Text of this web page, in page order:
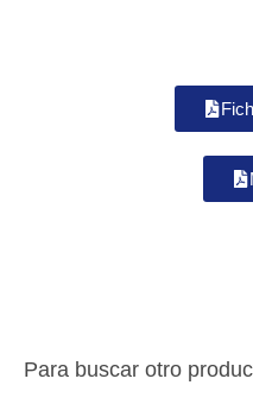
Para buscar otro